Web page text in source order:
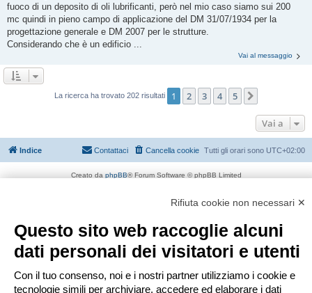
fuoco di un deposito di oli lubrificanti, però nel mio caso siamo sui 200
mc quindi in pieno campo di applicazione del DM 31/07/1934 per la
progettazione generale e DM 2007 per le strutture.
Considerando che è un edificio ...
Vai al messaggio
La ricerca ha trovato 202 risultati 1 2 3 4 5
Vai a
Indice Tutti gli orari sono UTC+02:00
Cancella cookie
Contattaci
Creato da phpBB® Forum Software © phpBB Limited
CondizioniRifiuta cookie non necessari ✕
Questo sito web raccoglie alcuni
dati personali dei visitatori e utenti
Con il tuo consenso, noi e i nostri partner utilizziamo i cookie e
tecnologie simili per archiviare, accedere ed elaborare i dati